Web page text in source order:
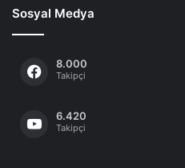
Sosyal Medya
8.000
Takipçi
6.420
Takipçi